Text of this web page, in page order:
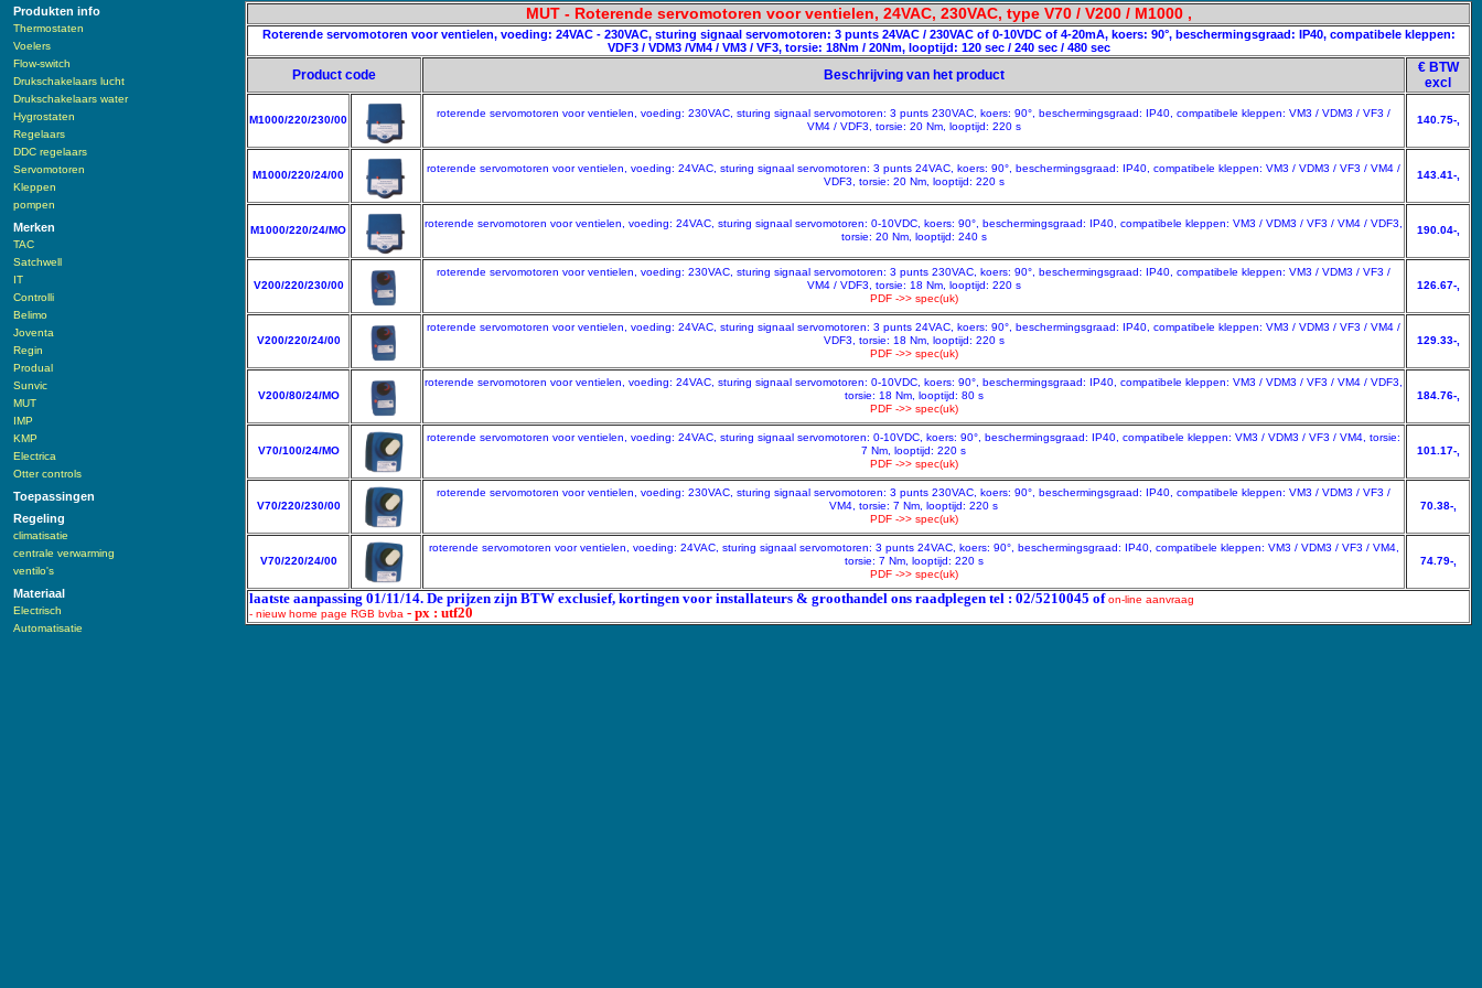
Produkten info
Thermostaten
Voelers
Flow-switch
Drukschakelaars lucht
Drukschakelaars water
Hygrostaten
Regelaars
DDC regelaars
Servomotoren
Kleppen
pompen
Merken
TAC
Satchwell
IT
Controlli
Belimo
Joventa
Regin
Produal
Sunvic
MUT
IMP
KMP
Electrica
Otter controls
Toepassingen
Regeling
climatisatie
centrale verwarming
ventilo's
Materiaal
Electrisch
Automatisatie
MUT - Roterende servomotoren voor ventielen, 24VAC, 230VAC, type V70 / V200 / M1000 ,
Roterende servomotoren voor ventielen, voeding: 24VAC - 230VAC, sturing signaal servomotoren: 3 punts 24VAC / 230VAC of 0-10VDC of 4-20mA, koers: 90°, beschermingsgraad: IP40, compatibele kleppen:
VDF3 / VDM3 /VM4 / VM3 / VF3, torsie: 18Nm / 20Nm, looptijd: 120 sec / 240 sec / 480 sec
Product code Beschrijving van het product
€ BTW
excl
M1000/220/230/00
roterende servomotoren voor ventielen, voeding: 230VAC, sturing signaal servomotoren: 3 punts 230VAC, koers: 90°, beschermingsgraad: IP40, compatibele kleppen: VM3 / VDM3 / VF3 /
VM4 / VDF3, torsie: 20 Nm, looptijd: 220 s
140.75-,
M1000/220/24/00
roterende servomotoren voor ventielen, voeding: 24VAC, sturing signaal servomotoren: 3 punts 24VAC, koers: 90°, beschermingsgraad: IP40, compatibele kleppen: VM3 / VDM3 / VF3 / VM4 /
VDF3, torsie: 20 Nm, looptijd: 220 s
143.41-,
M1000/220/24/MO
roterende servomotoren voor ventielen, voeding: 24VAC, sturing signaal servomotoren: 0-10VDC, koers: 90°, beschermingsgraad: IP40, compatibele kleppen: VM3 / VDM3 / VF3 / VM4 / VDF3,
torsie: 20 Nm, looptijd: 240 s
190.04-,
V200/220/230/00
roterende servomotoren voor ventielen, voeding: 230VAC, sturing signaal servomotoren: 3 punts 230VAC, koers: 90°, beschermingsgraad: IP40, compatibele kleppen: VM3 / VDM3 / VF3 /
VM4 / VDF3, torsie: 18 Nm, looptijd: 220 s
PDF ->> spec(uk)
126.67-,
V200/220/24/00
roterende servomotoren voor ventielen, voeding: 24VAC, sturing signaal servomotoren: 3 punts 24VAC, koers: 90°, beschermingsgraad: IP40, compatibele kleppen: VM3 / VDM3 / VF3 / VM4 /
VDF3, torsie: 18 Nm, looptijd: 220 s
PDF ->> spec(uk)
129.33-,
V200/80/24/MO
roterende servomotoren voor ventielen, voeding: 24VAC, sturing signaal servomotoren: 0-10VDC, koers: 90°, beschermingsgraad: IP40, compatibele kleppen: VM3 / VDM3 / VF3 / VM4 / VDF3,
torsie: 18 Nm, looptijd: 80 s
PDF ->> spec(uk)
184.76-,
V70/100/24/MO
roterende servomotoren voor ventielen, voeding: 24VAC, sturing signaal servomotoren: 0-10VDC, koers: 90°, beschermingsgraad: IP40, compatibele kleppen: VM3 / VDM3 / VF3 / VM4, torsie:
7 Nm, looptijd: 220 s
PDF ->> spec(uk)
101.17-,
V70/220/230/00
roterende servomotoren voor ventielen, voeding: 230VAC, sturing signaal servomotoren: 3 punts 230VAC, koers: 90°, beschermingsgraad: IP40, compatibele kleppen: VM3 / VDM3 / VF3 /
VM4, torsie: 7 Nm, looptijd: 220 s
PDF ->> spec(uk)
70.38-,
V70/220/24/00
roterende servomotoren voor ventielen, voeding: 24VAC, sturing signaal servomotoren: 3 punts 24VAC, koers: 90°, beschermingsgraad: IP40, compatibele kleppen: VM3 / VDM3 / VF3 / VM4,
torsie: 7 Nm, looptijd: 220 s
PDF ->> spec(uk)
74.79-,
laatste aanpassing 01/11/14. De prijzen zijn BTW exclusief, kortingen voor installateurs & groothandel ons raadplegen tel : 02/5210045 ofon-line aanvraag
- nieuw home page RGB bvba - px : utf20